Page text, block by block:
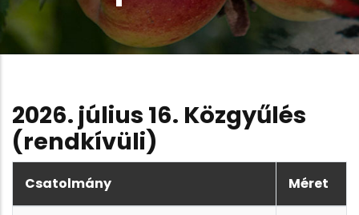
2026. július 16. Közgyűlés
(rendkívüli)
Csatolmány Méret